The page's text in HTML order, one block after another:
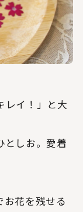
レイ！」と大
としお。愛着
お花を残せる